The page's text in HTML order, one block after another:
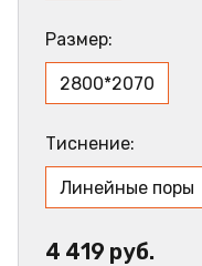
Размер:
2800*2070
Тиснение:
Линейные поры
4 419 руб.